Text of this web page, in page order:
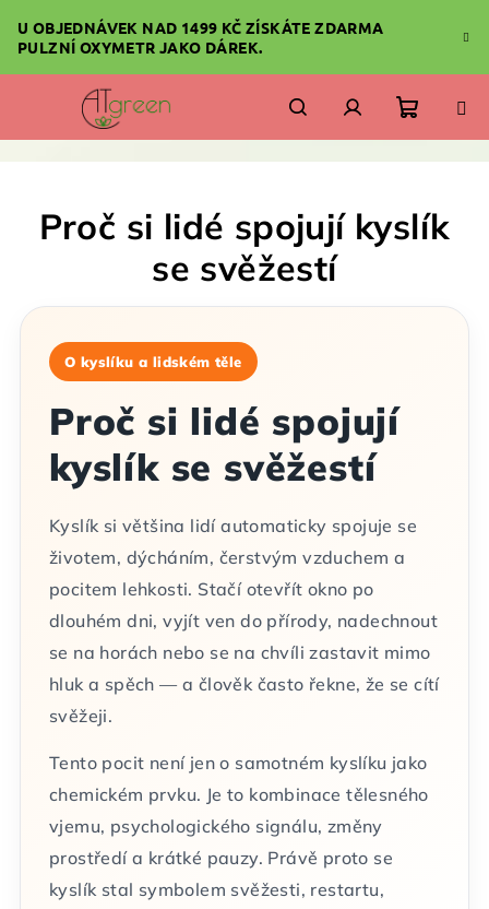
obsah
U OBJEDNÁVEK NAD 1499 KČ ZÍSKÁTE ZDARMA
PULZNÍ OXYMETR JAKO DÁREK.
HledatPřihlášeníNákupní
Proč si lidé spojují kyslík
se svěžestí
O kyslíku a lidském těle
Proč si lidé spojují
kyslík se svěžestí
Kyslík si většina lidí automaticky spojuje se
životem, dýcháním, čerstvým vzduchem a
pocitem lehkosti. Stačí otevřít okno po
dlouhém dni, vyjít ven do přírody, nadechnout
se na horách nebo se na chvíli zastavit mimo
hluk a spěch — a člověk často řekne, že se cítí
svěžeji.
Tento pocit není jen o samotném kyslíku jako
chemickém prvku. Je to kombinace tělesného
vjemu, psychologického signálu, změny
prostředí a krátké pauzy. Právě proto se
kyslík stal symbolem svěžesti, restartu,